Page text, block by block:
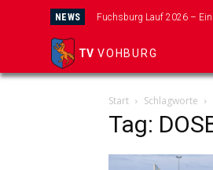
NEWS Fuchsburg Lauf 2026 –
TV VOHBURG
Start Schlagworte
Tag: